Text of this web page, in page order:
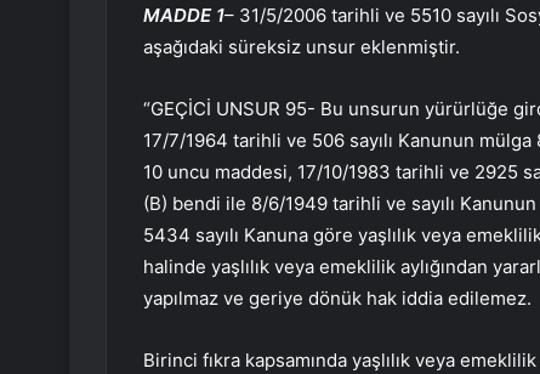
MADDE 1– 31/5/2006 tarihli ve 5510 sayılı
aşağıdaki süreksiz unsur eklenmiştir.
“GEÇİCİ UNSUR 95- Bu unsurun yürürlüğe
17/7/1964 tarihli ve 506 sayılı Kanunun
10 uncu maddesi, 17/10/1983 tarihli ve 2925
(B) bendi ile 8/6/1949 tarihli ve sayılı
5434 sayılı Kanuna göre yaşlılık veya
halinde yaşlılık veya emeklilik aylığından
yapılmaz ve geriye dönük hak iddia edilemez.
Birinci fıkra kapsamında yaşlılık veya